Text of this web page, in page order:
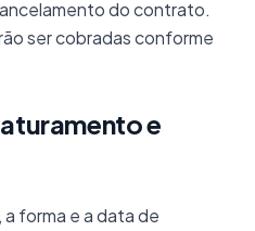
do contrato.
ser cobradas conforme
e
forma e a data de